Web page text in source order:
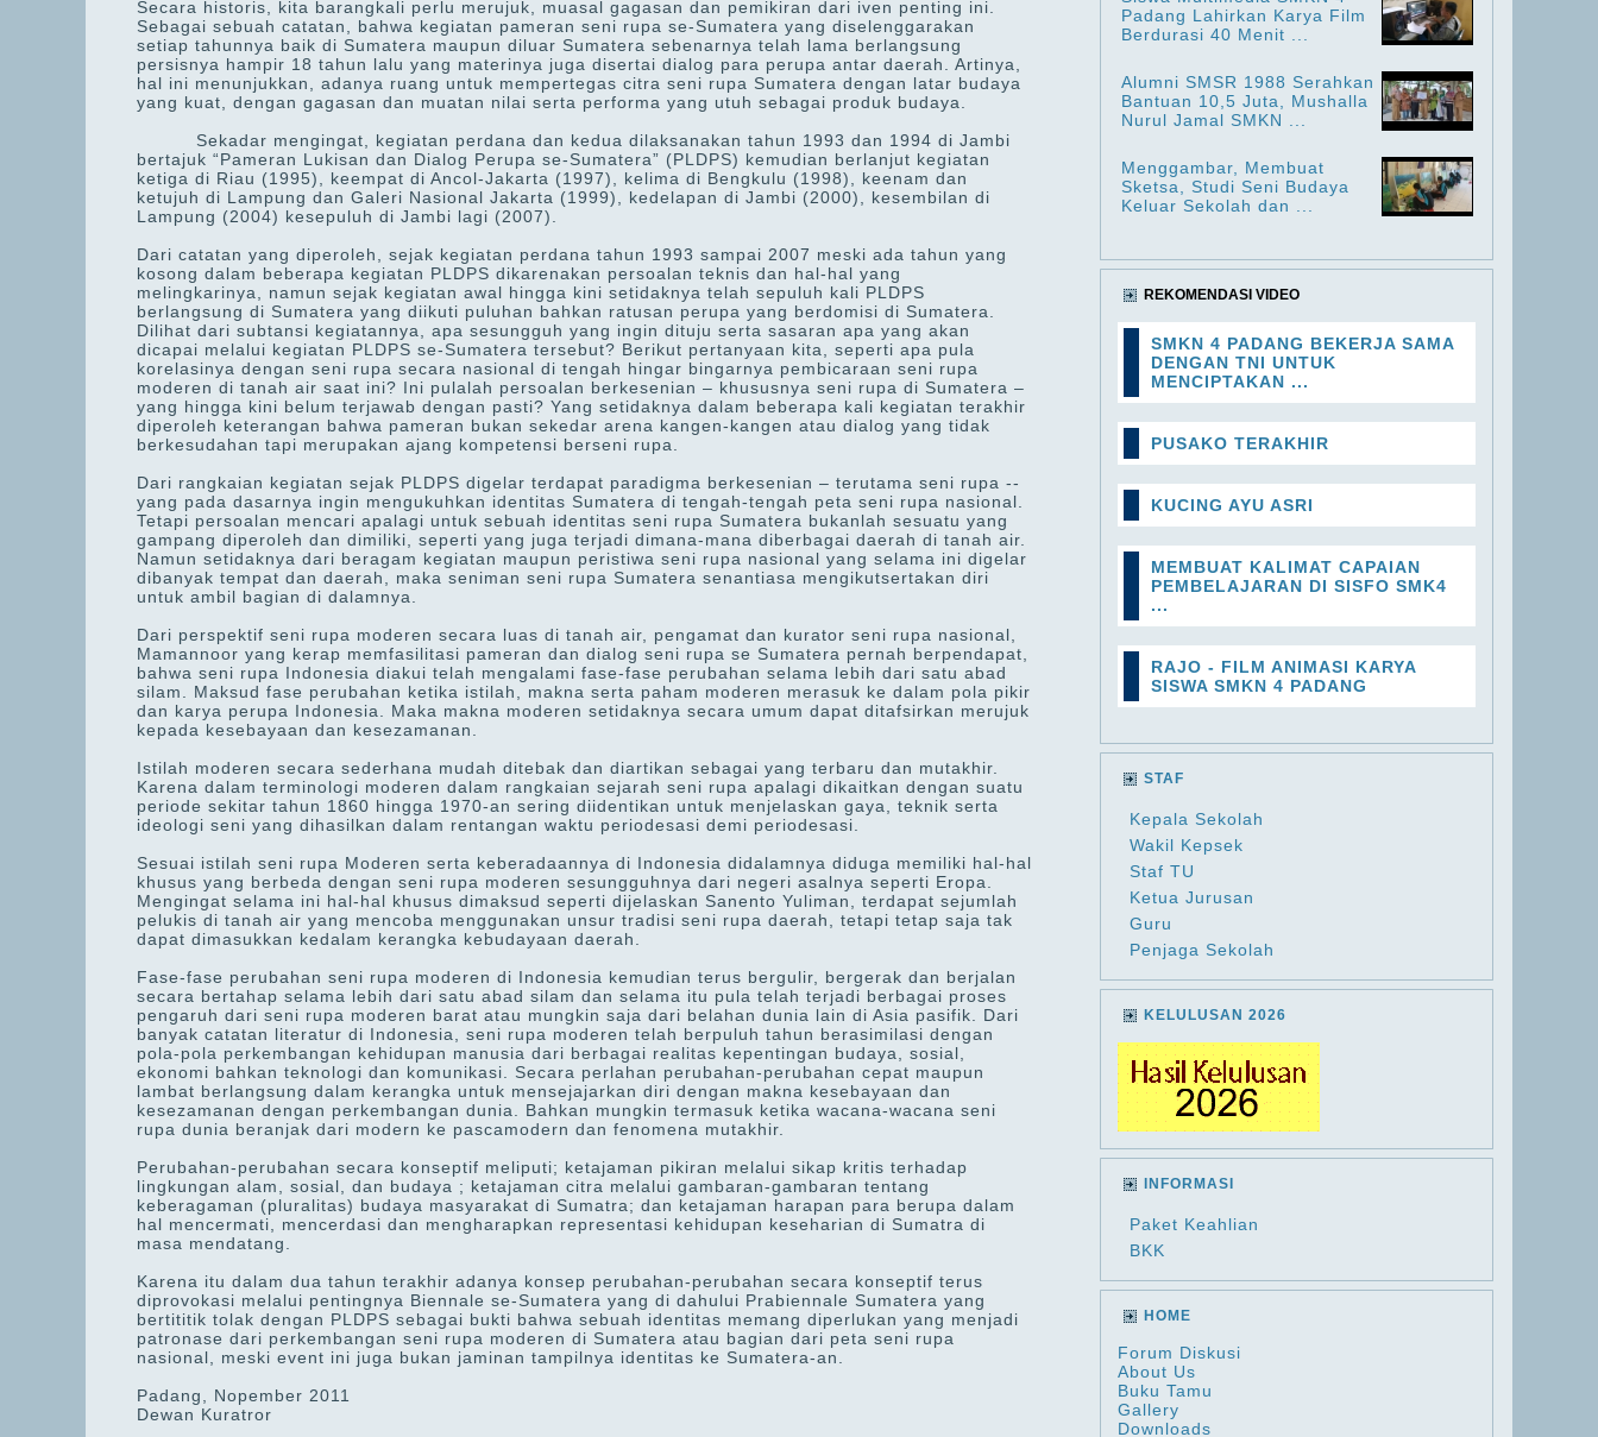
Secara historis, kita barangkali perlu merujuk, muasal gagasan dan pemikiran dari iven penting ini.
Sebagai sebuah catatan, bahwa kegiatan pameran seni rupa se-Sumatera yang diselenggarakan
setiap tahunnya baik di Sumatera maupun diluar Sumatera sebenarnya telah lama berlangsung
persisnya hampir 18 tahun lalu yang materinya juga disertai dialog para perupa antar daerah. Artinya,
hal ini menunjukkan, adanya ruang untuk mempertegas citra seni rupa Sumatera dengan latar budaya
yang kuat, dengan gagasan dan muatan nilai serta performa yang utuh sebagai produk budaya.
Sekadar mengingat, kegiatan perdana dan kedua dilaksanakan tahun 1993 dan 1994 di Jambi
bertajuk “Pameran Lukisan dan Dialog Perupa se-Sumatera” (PLDPS) kemudian berlanjut kegiatan
ketiga di Riau (1995), keempat di Ancol-Jakarta (1997), kelima di Bengkulu (1998), keenam dan
ketujuh di Lampung dan Galeri Nasional Jakarta (1999), kedelapan di Jambi (2000), kesembilan di
Lampung (2004) kesepuluh di Jambi lagi (2007).
Dari catatan yang diperoleh, sejak kegiatan perdana tahun 1993 sampai 2007 meski ada tahun yang
kosong dalam beberapa kegiatan PLDPS dikarenakan persoalan teknis dan hal-hal yang
melingkarinya, namun sejak kegiatan awal hingga kini setidaknya telah sepuluh kali PLDPS
berlangsung di Sumatera yang diikuti puluhan bahkan ratusan perupa yang berdomisi di Sumatera.
Dilihat dari subtansi kegiatannya, apa sesungguh yang ingin dituju serta sasaran apa yang akan
dicapai melalui kegiatan PLDPS se-Sumatera tersebut? Berikut pertanyaan kita, seperti apa pula
korelasinya dengan seni rupa secara nasional di tengah hingar bingarnya pembicaraan seni rupa
moderen di tanah air saat ini? Ini pulalah persoalan berkesenian – khususnya seni rupa di Sumatera –
yang hingga kini belum terjawab dengan pasti? Yang setidaknya dalam beberapa kali kegiatan terakhir
diperoleh keterangan bahwa pameran bukan sekedar arena kangen-kangen atau dialog yang tidak
berkesudahan tapi merupakan ajang kompetensi berseni rupa.
Dari rangkaian kegiatan sejak PLDPS digelar terdapat paradigma berkesenian – terutama seni rupa --
yang pada dasarnya ingin mengukuhkan identitas Sumatera di tengah-tengah peta seni rupa nasional.
Tetapi persoalan mencari apalagi untuk sebuah identitas seni rupa Sumatera bukanlah sesuatu yang
gampang diperoleh dan dimiliki, seperti yang juga terjadi dimana-mana diberbagai daerah di tanah air.
Namun setidaknya dari beragam kegiatan maupun peristiwa seni rupa nasional yang selama ini digelar
dibanyak tempat dan daerah, maka seniman seni rupa Sumatera senantiasa mengikutsertakan diri
untuk ambil bagian di dalamnya.
Dari perspektif seni rupa moderen secara luas di tanah air, pengamat dan kurator seni rupa nasional,
Mamannoor yang kerap memfasilitasi pameran dan dialog seni rupa se Sumatera pernah berpendapat,
bahwa seni rupa Indonesia diakui telah mengalami fase-fase perubahan selama lebih dari satu abad
silam. Maksud fase perubahan ketika istilah, makna serta paham moderen merasuk ke dalam pola pikir
dan karya perupa Indonesia. Maka makna moderen setidaknya secara umum dapat ditafsirkan merujuk
kepada kesebayaan dan kesezamanan.
Istilah moderen secara sederhana mudah ditebak dan diartikan sebagai yang terbaru dan mutakhir.
Karena dalam terminologi moderen dalam rangkaian sejarah seni rupa apalagi dikaitkan dengan suatu
periode sekitar tahun 1860 hingga 1970-an sering diidentikan untuk menjelaskan gaya, teknik serta
ideologi seni yang dihasilkan dalam rentangan waktu periodesasi demi periodesasi.
Sesuai istilah seni rupa Moderen serta keberadaannya di Indonesia didalamnya diduga memiliki hal-hal
khusus yang berbeda dengan seni rupa moderen sesungguhnya dari negeri asalnya seperti Eropa.
Mengingat selama ini hal-hal khusus dimaksud seperti dijelaskan Sanento Yuliman, terdapat sejumlah
pelukis di tanah air yang mencoba menggunakan unsur tradisi seni rupa daerah, tetapi tetap saja tak
dapat dimasukkan kedalam kerangka kebudayaan daerah.
Fase-fase perubahan seni rupa moderen di Indonesia kemudian terus bergulir, bergerak dan berjalan
secara bertahap selama lebih dari satu abad silam dan selama itu pula telah terjadi berbagai proses
pengaruh dari seni rupa moderen barat atau mungkin saja dari belahan dunia lain di Asia pasifik. Dari
banyak catatan literatur di Indonesia, seni rupa moderen telah berpuluh tahun berasimilasi dengan
pola-pola perkembangan kehidupan manusia dari berbagai realitas kepentingan budaya, sosial,
ekonomi bahkan teknologi dan komunikasi. Secara perlahan perubahan-perubahan cepat maupun
lambat berlangsung dalam kerangka untuk mensejajarkan diri dengan makna kesebayaan dan
kesezamanan dengan perkembangan dunia. Bahkan mungkin termasuk ketika wacana-wacana seni
rupa dunia beranjak dari modern ke pascamodern dan fenomena mutakhir.
Perubahan-perubahan secara konseptif meliputi; ketajaman pikiran melalui sikap kritis terhadap
lingkungan alam, sosial, dan budaya ; ketajaman citra melalui gambaran-gambaran tentang
keberagaman (pluralitas) budaya masyarakat di Sumatra; dan ketajaman harapan para berupa dalam
hal mencermati, mencerdasi dan mengharapkan representasi kehidupan keseharian di Sumatra di
masa mendatang.
Karena itu dalam dua tahun terakhir adanya konsep perubahan-perubahan secara konseptif terus
diprovokasi melalui pentingnya Biennale se-Sumatera yang di dahului Prabiennale Sumatera yang
bertititik tolak dengan PLDPS sebagai bukti bahwa sebuah identitas memang diperlukan yang menjadi
patronase dari perkembangan seni rupa moderen di Sumatera atau bagian dari peta seni rupa
nasional, meski event ini juga bukan jaminan tampilnya identitas ke Sumatera-an.
Padang, Nopember 2011
Dewan Kuratror
Padang Lahirkan Karya Film
Berdurasi 40 Menit ...
Alumni SMSR 1988 Serahkan
Bantuan 10,5 Juta, Mushalla
Nurul Jamal SMKN ...
Menggambar, Membuat
Sketsa, Studi Seni Budaya
Keluar Sekolah dan ...
REKOMENDASI VIDEO
SMKN 4 PADANG BEKERJA SAMA
DENGAN TNI UNTUK
MENCIPTAKAN ...
PUSAKO TERAKHIR
KUCING AYU ASRI
MEMBUAT KALIMAT CAPAIAN
PEMBELAJARAN DI SISFO SMK4
...
RAJO - FILM ANIMASI KARYA
SISWA SMKN 4 PADANG
STAF
Kepala Sekolah
Wakil Kepsek
Staf TU
Ketua Jurusan
Guru
Penjaga Sekolah
KELULUSAN 2026
INFORMASI
Paket Keahlian
BKK
HOME
Forum Diskusi
About Us
Buku Tamu
Gallery
Downloads